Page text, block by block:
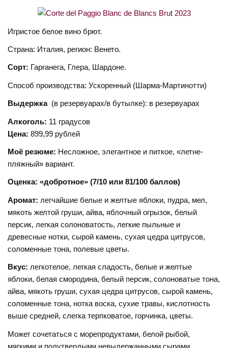
Игристое белое вино брют.
Страна: Италия, регион: Венето.
Сорт: Гарганега, Глера, Шардоне.
Способ производства: Ускоренный (Шарма-Мартинотти)
Выдержка (в резервуарах/в бутылке): в резервуарах
Алкоголь: 11 градусов
Цена: 899,99 рублей
Моё резюме: Несложное, элегантное и питкое, «летне-
пляжный» вариант.
Оценка: «добротное» (7/10 или 81/100 баллов)
Аромат: легчайшие белые и желтые яблоки, пудра, мел,
мякоть желтой груши, айва, яблочный огрызок, белый
персик, легкая солоноватость, легкие пыльные и
древесные нотки, сырой камень, сухая цедра цитрусов,
соломенные тона, полевые цветы.
Вкус: легкотелое, легкая сладость, белые и желтые
яблоки, белая смородина, белый персик, солоноватые тона,
айва, мякоть груши, сухая цедра цитрусов, сырой камень,
соломенные тона, нотка воска, сухие травы, кислотность
выше средней, слегка терпковатое, горчинка, цветы.
Может сочетаться с морепродуктами, белой рыбой,
мягкими и полутвердыми невыдержанными сырами,